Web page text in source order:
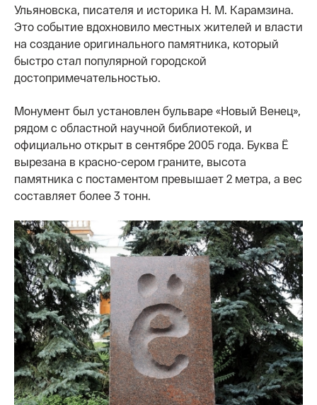
Ульяновска, писателя и историка Н. М. Карамзина.
Это событие вдохновило местных жителей и власти
на создание оригинального памятника, который
быстро стал популярной городской
достопримечательностью.
Монумент был установлен бульваре «Новый Венец»,
рядом с областной научной библиотекой, и
официально открыт в сентябре 2005 года. Буква Ё
вырезана в красно-сером граните, высота
памятника с постаментом превышает 2 метра, а вес
составляет более 3 тонн.